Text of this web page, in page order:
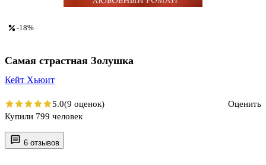
6 отзывов
-18%
Самая страстная Золушка
Кейт Хьюит
5.0(9 оценок)
Оценить
Купили 799 человек